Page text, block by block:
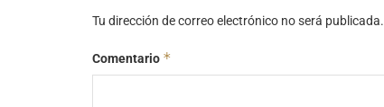
Tu dirección de correo electrónico no será publicada.
Comentario *